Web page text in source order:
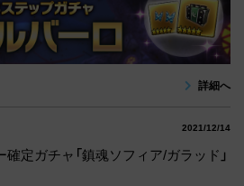
詳細へ
2021/12/14
確定ガチャ「鎮魂ソフィア/ガラッド」